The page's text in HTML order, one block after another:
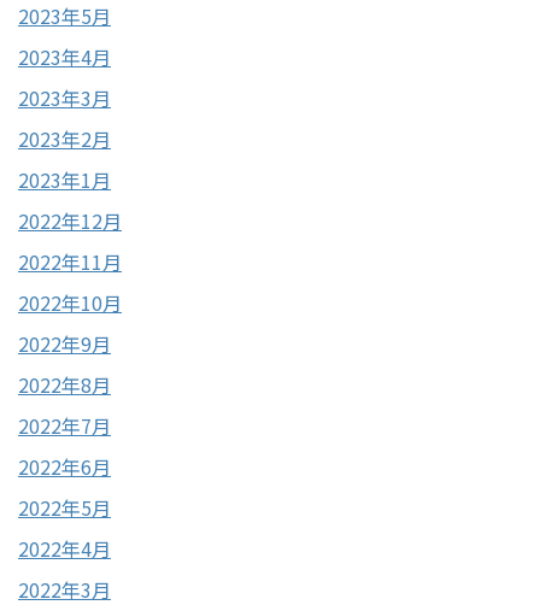
2023年5月
2023年4月
2023年3月
2023年2月
2023年1月
2022年12月
2022年11月
2022年10月
2022年9月
2022年8月
2022年7月
2022年6月
2022年5月
2022年4月
2022年3月